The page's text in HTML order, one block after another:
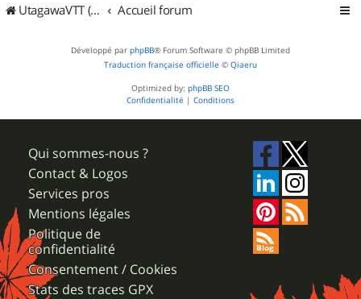
UtagawaVTT (Randos VTT et VTTAE avec traces GPS) Accueil forum
Développé par phpBB® Forum Software © phpBB Limited
Traduction française officielle © Qiaeru
Optimized by: phpBB SEO
Confidentialité | Conditions
Qui sommes-nous ?
Contact & Logos
Services pros
Mentions légales
Politique de
confidentialité
Consentement / Cookies
Stats des traces GPX